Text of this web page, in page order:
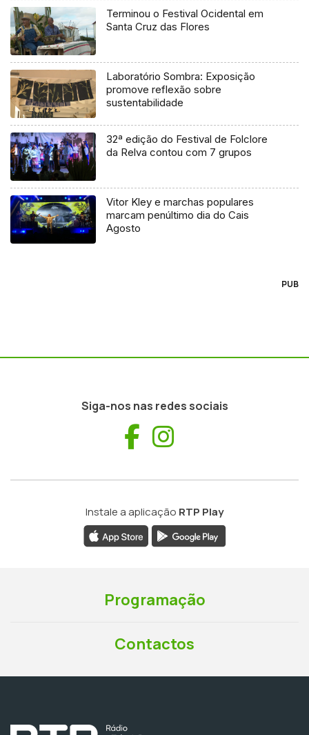
Terminou o Festival Ocidental em
Santa Cruz das Flores
Laboratório Sombra: Exposição
promove reflexão sobre
sustentabilidade
32ª edição do Festival de Folclore
da Relva contou com 7 grupos
Vitor Kley e marchas populares
marcam penúltimo dia do Cais
Agosto
PUB
Siga-nos nas redes sociais
Facebook
Instale a aplicação RTP Play
Programação
Contactos